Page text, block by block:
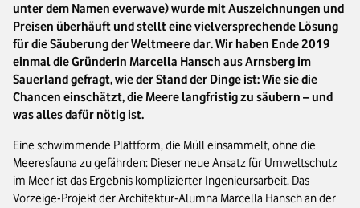
unter dem Namen everwave) wurde mit Auszeichnungen und
Preisen überhäuft und stellt eine vielversprechende Lösung
für die Säuberung der Weltmeere dar. Wir haben Ende 2019
einmal die Gründerin Marcella Hansch aus Arnsberg im
Sauerland gefragt, wie der Stand der Dinge ist: Wie sie die
Chancen einschätzt, die Meere langfristig zu säubern – und
was alles dafür nötig ist.
Eine schwimmende Plattform, die Müll einsammelt, ohne die
Meeresfauna zu gefährden: Dieser neue Ansatz für Umweltschutz
im Meer ist das Ergebnis komplizierter Ingenieursarbeit. Das
Vorzeige-Projekt der Architektur-Alumna Marcella Hansch an der